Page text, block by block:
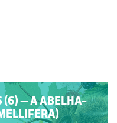
(6) — A ABELHA-